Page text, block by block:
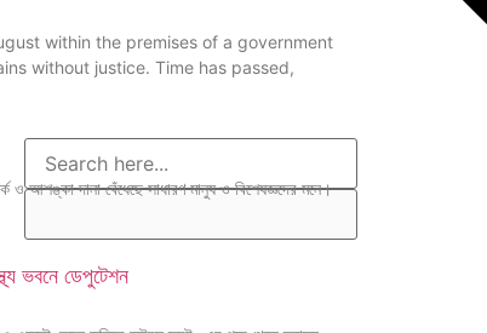
within the premises of a government
without justice. Time has passed,
ও আশঙ্কা দানা বেঁধেছে সাধারণ মানুষ ও বিশেষজ্ঞদের মনে।
ভবনে ডেপুটেশন